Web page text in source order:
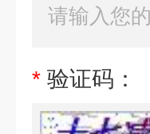
* 验证码：